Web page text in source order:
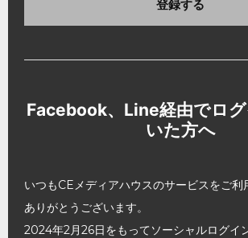
登録する
Facebook、Line経由でロ
いた方へ
いつもCEメディアハウスのサービスをご利
ありがとうございます。
2024年2月26日をもってソーシャルログイ